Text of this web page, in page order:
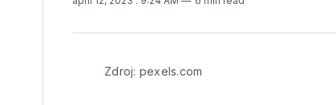
Zdroj: pexels.com